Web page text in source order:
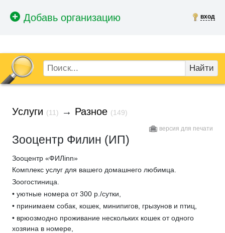
вход
Найти
Услуги (11) → Разное (149)
версия для печати
Зооцентр Филин (ИП)
Зооцентр «ФИЛinn»
Комплекс услуг для вашего домашнего любимца.
Зоогостиница.
• уютные номера от 300 р./сутки,
• принимаем собак, кошек, минипигов, грызунов и птиц,
• врюозмодно проживание нескольких кошек от одного
хозяина в номере,